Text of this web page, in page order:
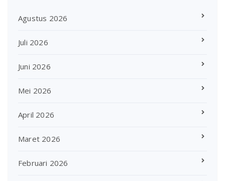
Agustus 2026
Juli 2026
Juni 2026
Mei 2026
April 2026
Maret 2026
Februari 2026